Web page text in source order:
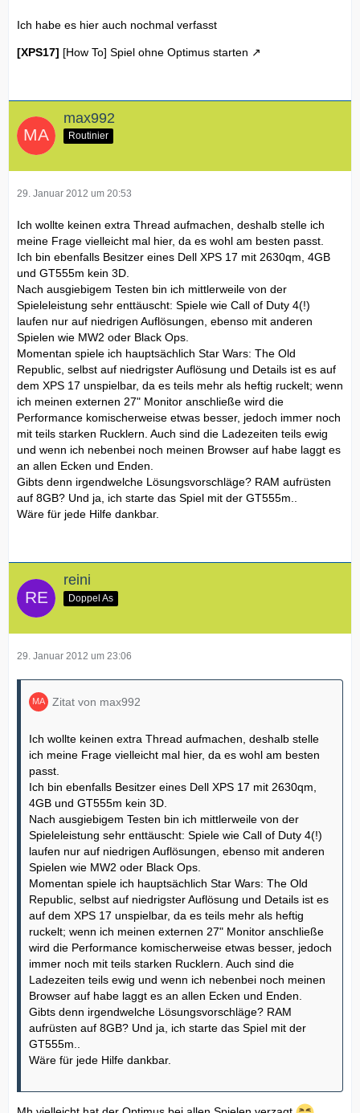
Ich habe es hier auch nochmal verfasst
[XPS17] [How To] Spiel ohne Optimus starten
max992
Routinier
29. Januar 2012 um 20:53
Ich wollte keinen extra Thread aufmachen, deshalb stelle ich
meine Frage vielleicht mal hier, da es wohl am besten passt.
Ich bin ebenfalls Besitzer eines Dell XPS 17 mit 2630qm, 4GB
und GT555m kein 3D.
Nach ausgiebigem Testen bin ich mittlerweile von der
Spieleleistung sehr enttäuscht: Spiele wie Call of Duty 4(!)
laufen nur auf niedrigen Auflösungen, ebenso mit anderen
Spielen wie MW2 oder Black Ops.
Momentan spiele ich hauptsächlich Star Wars: The Old
Republic, selbst auf niedrigster Auflösung und Details ist es auf
dem XPS 17 unspielbar, da es teils mehr als heftig ruckelt; wenn
ich meinen externen 27" Monitor anschließe wird die
Performance komischerweise etwas besser, jedoch immer noch
mit teils starken Rucklern. Auch sind die Ladezeiten teils ewig
und wenn ich nebenbei noch meinen Browser auf habe laggt es
an allen Ecken und Enden.
Gibts denn irgendwelche Lösungsvorschläge? RAM aufrüsten
auf 8GB? Und ja, ich starte das Spiel mit der GT555m..
Wäre für jede Hilfe dankbar.
reini
Doppel As
29. Januar 2012 um 23:06
Zitat von max992
Ich wollte keinen extra Thread aufmachen, deshalb stelle
ich meine Frage vielleicht mal hier, da es wohl am besten
passt.
Ich bin ebenfalls Besitzer eines Dell XPS 17 mit 2630qm,
4GB und GT555m kein 3D.
Nach ausgiebigem Testen bin ich mittlerweile von der
Spieleleistung sehr enttäuscht: Spiele wie Call of Duty 4(!)
laufen nur auf niedrigen Auflösungen, ebenso mit anderen
Spielen wie MW2 oder Black Ops.
Momentan spiele ich hauptsächlich Star Wars: The Old
Republic, selbst auf niedrigster Auflösung und Details ist es
auf dem XPS 17 unspielbar, da es teils mehr als heftig
ruckelt; wenn ich meinen externen 27" Monitor anschließe
wird die Performance komischerweise etwas besser, jedoch
immer noch mit teils starken Rucklern. Auch sind die
Ladezeiten teils ewig und wenn ich nebenbei noch meinen
Browser auf habe laggt es an allen Ecken und Enden.
Gibts denn irgendwelche Lösungsvorschläge? RAM
aufrüsten auf 8GB? Und ja, ich starte das Spiel mit der
GT555m..
Wäre für jede Hilfe dankbar.